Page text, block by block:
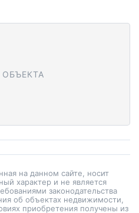
ОБЪЕКТА
на данном сайте, носит
характер и не является
законодательства
об объектах недвижимости,
приобретения получены из